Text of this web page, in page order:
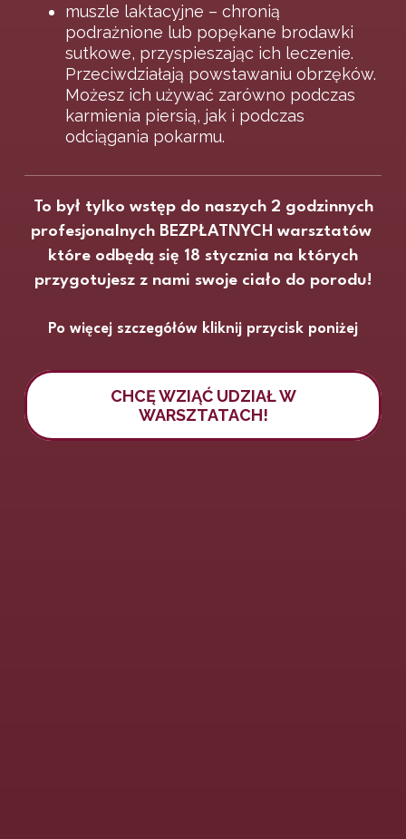
muszle laktacyjne – chronią
podrażnione lub popękane brodawki
sutkowe, przyspieszając ich leczenie.
Przeciwdziałają powstawaniu obrzęków.
Możesz ich używać zarówno podczas
karmienia piersią, jak i podczas
odciągania pokarmu.
To był tylko wstęp do naszych 2 godzinnych
profesjonalnych BEZPŁATNYCH warsztatów
które odbędą się 18 stycznia na których
przygotujesz z nami swoje ciało do porodu!
Po więcej szczegółów kliknij przycisk poniżej
CHCĘ WZIĄĆ UDZIAŁ W
WARSZTATACH!